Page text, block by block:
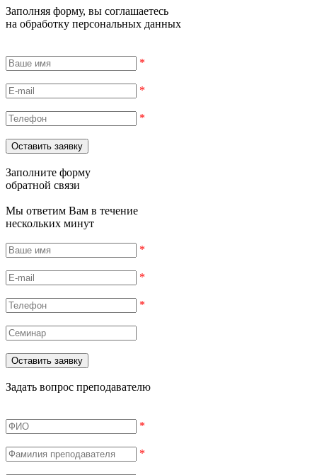
Заполняя форму, вы соглашаетесь
на обработку персональных данных
*
*
*
Заполните форму
обратной связи
Мы ответим Вам в течение
нескольких минут
*
*
*
Задать вопрос преподавателю
*
*